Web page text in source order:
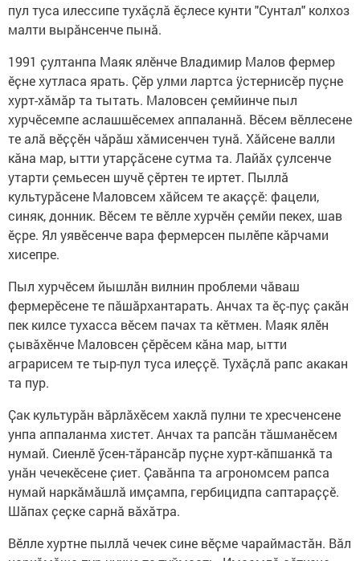
пул туса илессипе тухăçлă ĕçлесе кунти "Сунтал" колхоз
малти вырăнсенче пынă.
1991 ҫултанпа Маяк ялӗнче Владимир Малов фермер
ӗҫне хутласа ярать. Ҫĕр улми лартса ÿстернисĕр пуçне
хурт-хăмăр та тытать. Маловсен ҫемйинче пыл
хурчӗсемпе аслашшӗсемех аппаланнӑ. Вӗсем вӗллесене
те алӑ вӗҫҫӗн чӑрӑш хӑмисенчен тунӑ. Хӑйсене валли
кӑна мар, ытти утарҫӑсене сутма та. Лайӑх ҫулсенче
утарти ҫемьесен шучӗ ҫӗртен те иртет. Пыллӑ
культурӑсене Маловсем хӑйсем те акаҫҫӗ: фацели,
синяк, донник. Вӗсем те вӗлле хурчӗн ҫемйи пекех, шав
ӗҫре. Ял уявӗсенче вара фермерсен пылӗпе кӑрчами
хисепре.
Пыл хурчӗсем йышлӑн вилнин проблеми чӑваш
фермерӗсене те пӑшӑрхантарать. Анчах та ӗҫ-пуҫ ҫакӑн
пек килсе тухасса вӗсем пачах та кӗтмен. Маяк ялӗн
ҫывӑхӗнче Маловсен ҫӗрӗсем кӑна мар, ытти
аграрисем те тыр-пул туса илеҫҫӗ. Тухӑҫлӑ рапс акакан
та пур.
Ҫак культурӑн вӑрлӑхӗсем хаклӑ пулни те хресченсене
унпа аппаланма хистет. Анчах та рапсӑн тӑшманӗсем
нумай. Сиенлӗ ӳсен-тӑрансӑр пуҫне хурт-кӑпшанкӑ та
унӑн чечекӗсене ҫиет. Ҫавӑнпа та агрономсем рапса
нумай наркӑмӑшлӑ имҫампа, гербицидпа саптараҫҫӗ.
Шӑпах ҫеҫке сарнӑ вӑхӑтра.
Вӗлле хуртне пыллӑ чечек сине вӗҫме чараймастӑн. Вӑл